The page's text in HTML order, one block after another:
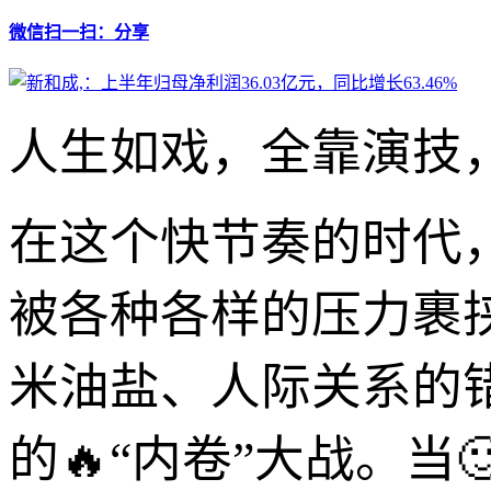
微信扫一扫：分享
人生如戏，全靠演技
在这个快节奏的时代
被各种各样的压力裹
米油盐、人际关系
的🔥“内卷”大战。当